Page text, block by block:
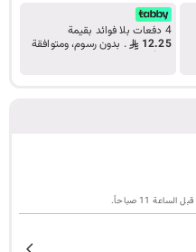
ا
ا
4 دفعات بلا فوائد بقيمة
12.25
. بدون رسوم، ومتوافقة
11 صباحاً.